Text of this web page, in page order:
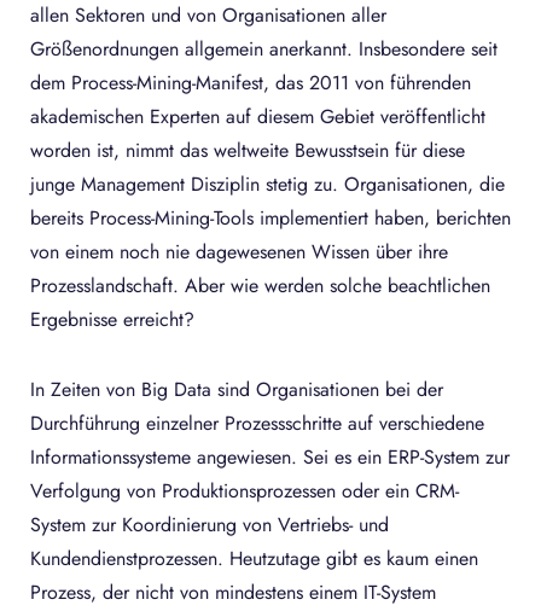
allen Sektoren und von Organisationen aller
Größenordnungen allgemein anerkannt. Insbesondere seit
dem Process-Mining-Manifest, das 2011 von führenden
akademischen Experten auf diesem Gebiet veröffentlicht
worden ist, nimmt das weltweite Bewusstsein für diese
junge Management Disziplin stetig zu. Organisationen, die
bereits Process-Mining-Tools implementiert haben, berichten
von einem noch nie dagewesenen Wissen über ihre
Prozesslandschaft. Aber wie werden solche beachtlichen
Ergebnisse erreicht?
In Zeiten von Big Data sind Organisationen bei der
Durchführung einzelner Prozessschritte auf verschiedene
Informationssysteme angewiesen. Sei es ein ERP-System zur
Verfolgung von Produktionsprozessen oder ein CRM-
System zur Koordinierung von Vertriebs- und
Kundendienstprozessen. Heutzutage gibt es kaum einen
Prozess, der nicht von mindestens einem IT-System